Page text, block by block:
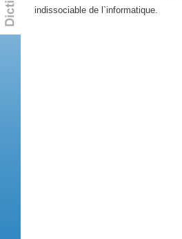
indissociable de l`informatique.